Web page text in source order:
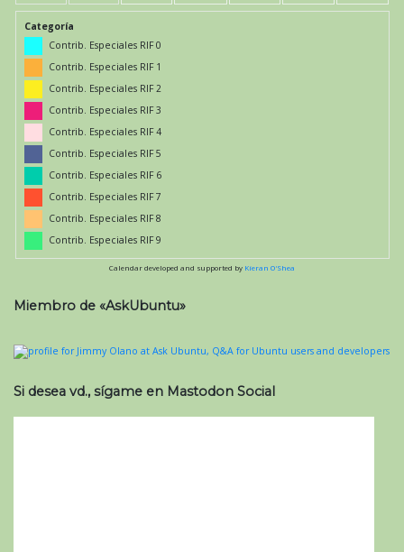
Categoría
Contrib. Especiales RIF 0
Contrib. Especiales RIF 1
Contrib. Especiales RIF 2
Contrib. Especiales RIF 3
Contrib. Especiales RIF 4
Contrib. Especiales RIF 5
Contrib. Especiales RIF 6
Contrib. Especiales RIF 7
Contrib. Especiales RIF 8
Contrib. Especiales RIF 9
Calendar developed and supported by Kieran O'Shea
Miembro de «AskUbuntu»
Si desea vd., sígame en Mastodon Social